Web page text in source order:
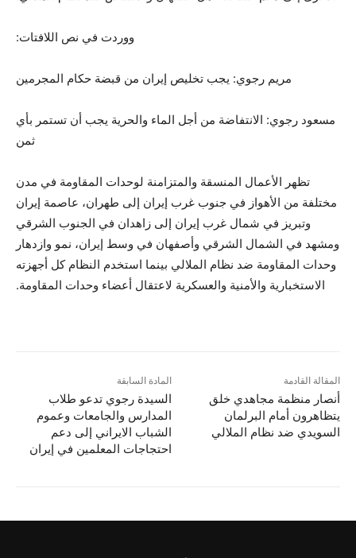
ووردت في نص اللافتات:
مريم رجوي: يجب تخليص إيران من قبضة حكام المجرمين
مسعود رجوي: الانتفاضة من أجل الماء والحرية يجب أن تستمر بأي
ثمن
تظهر الأعمال المنسقة والمتزامنة لوحدات المقاومة في مدن
مختلفة من الأهواز في جنوب غرب إيران إلى طهران، عاصمة إيران
وتبريز في شمال غرب إيران إلى زاهدان في الجنوب الشرقي
ومشهد في الشمال الشرقي وأصفهان في وسط إيران، نمو وازدهار
وحدات المقاومة ضد نظام الملالي بينما استخدم النظام كل أجهزته
الاستخبارية والأمنية والعسكرية لاعتقال أعضاء وحدات المقاومة.
المادة السابقة
السیدة رجوي تدعو طلاب
المدارس والجامعات وعموم
الشباب الايراني إلى دعم
احتجاجات المعلمين في إيران
المقالة القادمة
أنصار منظمة مجاهدي خلق
يتظاهرون أمام البرلمان
السويدي ضد نظام الملالي